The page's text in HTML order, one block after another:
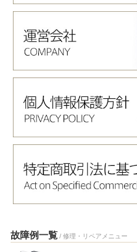
故障例一覧 / 修理・リペアメニュー